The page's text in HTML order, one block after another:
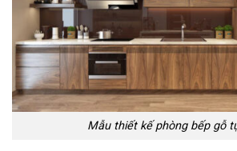
Mẫu thiết kế phòng bếp gỗ